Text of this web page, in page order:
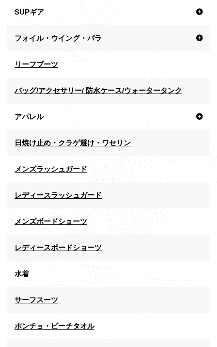
SUPギア
フォイル・ウイング・パラ
リーフブーツ
バッグ/アクセサリー/ 防水ケース/ウォータータンク
アパレル
日焼け止め・クラゲ避け・ワセリン
メンズラッシュガード
レディースラッシュガード
メンズボードショーツ
レディースボードショーツ
水着
サーフスーツ
ポンチョ・ビーチタオル